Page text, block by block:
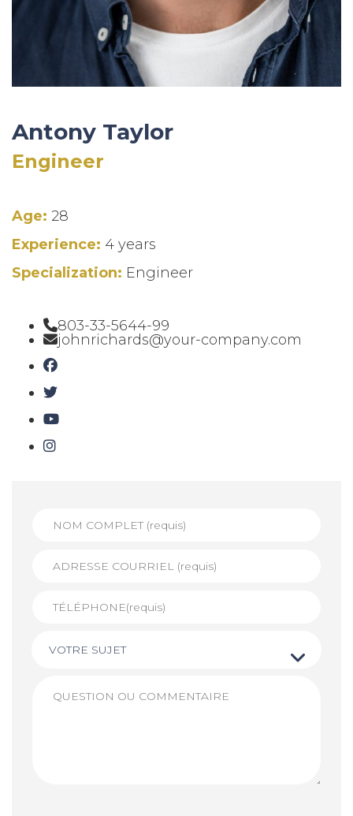
Antony Taylor
Engineer
Age: 28
Experience: 4 years
Specialization: Engineer
803-33-5644-99
johnrichards@your-company.com